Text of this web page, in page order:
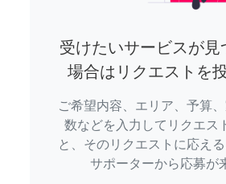
受けたいサービスが見
場合はリクエストを
ご希望内容、エリア、予算
数などを入力してリクエス
と、そのリクエストに応え
サポーターから応募が